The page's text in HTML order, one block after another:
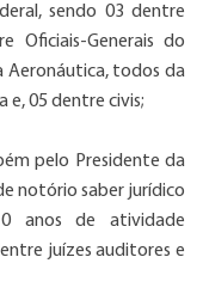
sendo 03 dentre
Oficiais-Generais do
Aeronáutica, todos da
e, 05 dentre civis;
pelo Presidente da
notório saber jurídico
anos de atividade
juízes auditores e